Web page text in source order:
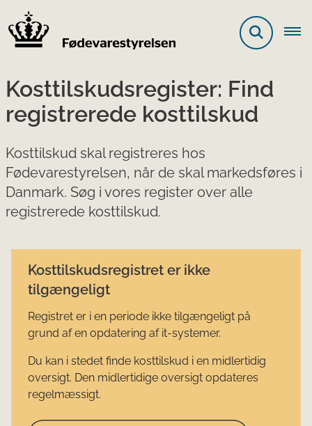
Kosttilskudsregister: Find
registrerede kosttilskud
Kosttilskud skal registreres hos
Fødevarestyrelsen, når de skal markedsføres i
Danmark. Søg i vores register over alle
registrerede kosttilskud.
Kosttilskudsregistret er ikke
tilgængeligt
Registret er i en periode ikke tilgængeligt på
grund af en opdatering af it-systemer.
Du kan i stedet finde kosttilskud i en midlertidig
oversigt. Den midlertidige oversigt opdateres
regelmæssigt.